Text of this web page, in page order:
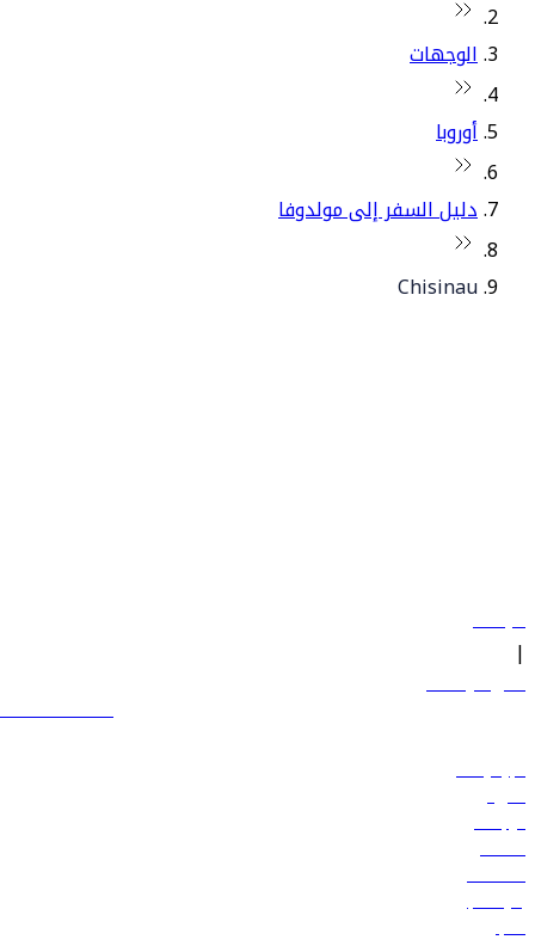
الوجهات
أوروبا
دليل السفر إلى مولدوفا
Chisinau
سياساتنا
|
الشروط والأحكام
600 544 445
حجز الرحلات
العروض
الوجهات
الأمتعة
المساعدة
إدارة الحجز
الأخبار